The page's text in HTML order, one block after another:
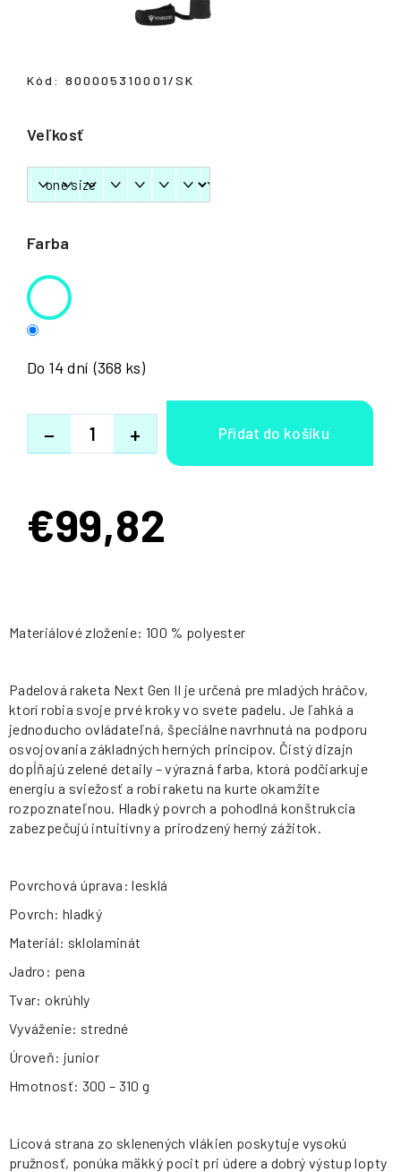
Farba
Veľkosť
Do 14 dní (368 ks)
+
−
Kód: 800005310001/SK
€99,82
Jednotková
Materiálové zloženie: 100 % polyester
Padelová raketa Next Gen II je určená pre mladých hráčov,
ktorí robia svoje prvé kroky vo svete padelu. Je ľahká a
jednoducho ovládateľná, špeciálne navrhnutá na podporu
osvojovania základných herných princípov. Čistý dizajn
dopĺňajú zelené detaily – výrazná farba, ktorá podčiarkuje
energiu a sviežosť a robí raketu na kurte okamžite
rozpoznateľnou. Hladký povrch a pohodlná konštrukcia
zabezpečujú intuitívny a prirodzený herný zážitok.
Povrchová úprava: lesklá
Povrch: hladký
Materiál: sklolaminát
Jadro: pena
Tvar: okrúhly
Vyváženie: stredné
Úroveň: junior
Hmotnosť: 300 – 310 g
Lícová strana zo sklenených vlákien poskytuje vysokú
pružnosť, ponúka mäkký pocit pri údere a dobrý výstup lopty